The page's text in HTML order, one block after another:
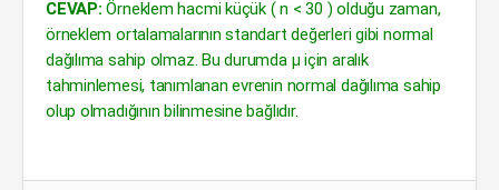
CEVAP: Örneklem hacmi küçük ( n < 30 ) olduğu zaman,
örneklem ortalamalarının standart değerleri gibi normal
dağılıma sahip olmaz. Bu durumda µ için aralık
tahminlemesi, tanımlanan evrenin normal dağılıma sahip
olup olmadığının bilinmesine bağlıdır.